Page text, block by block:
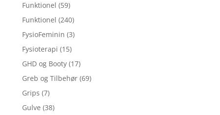
Funktionel (59)
Funktionel (240)
FysioFeminin (3)
Fysioterapi (15)
GHD og Booty (17)
Greb og Tilbehør (69)
Grips (7)
Gulve (38)